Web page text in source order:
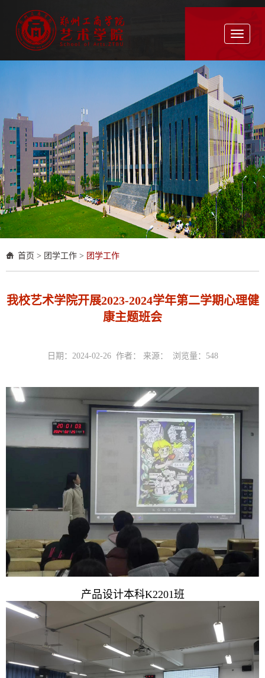
Toggle
首页 > 团学工作 > 团学工作
我校艺术学院开展2023-2024学年第二学期心理健
康主题班会
日期：2024-02-26 作者： 来源： 浏览量： 548
产品设计本科K2201班